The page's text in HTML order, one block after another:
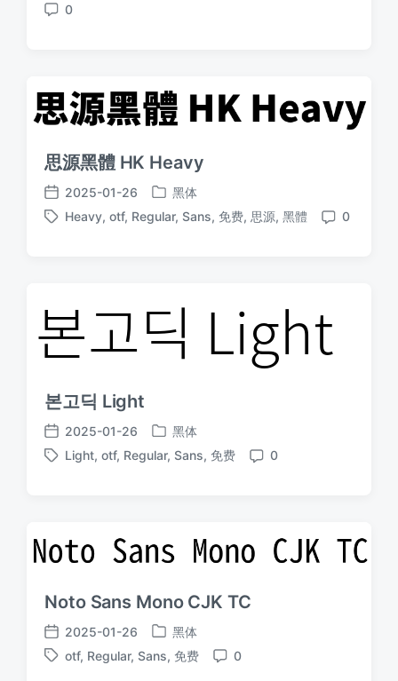
评
0
思源黑體 HK Heavy
发
布
2025-01-26
发
布
黑体
标
Heavy, otf, Regular, Sans, 免费, 思源, 黑體
评
0
본고딕 Light
发
布
2025-01-26
发
布
黑体
标
Light, otf, Regular, Sans, 免费
评
0
Noto Sans Mono CJK TC
发
布
2025-01-26
发
布
黑体
标
otf, Regular, Sans, 免费
评
0